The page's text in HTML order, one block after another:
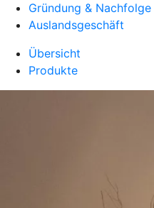
Gründung & Nachfolge
Auslandsgeschäft
Übersicht
Produkte